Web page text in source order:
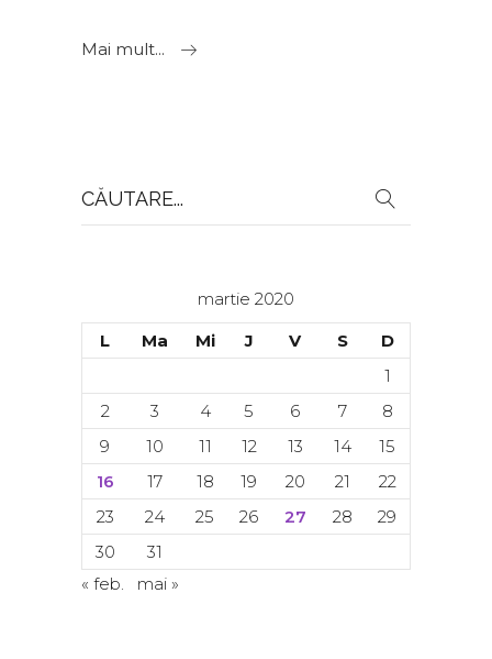
Mai mult...
Search
martie 2020
L
Ma Mi J V S
D
1
2
3 4 5 6 7
8
9
10 11 12 13 14
15
16
17 18 19 20 21
22
23
24 25 26 27 28
29
30
31
« feb.
mai »